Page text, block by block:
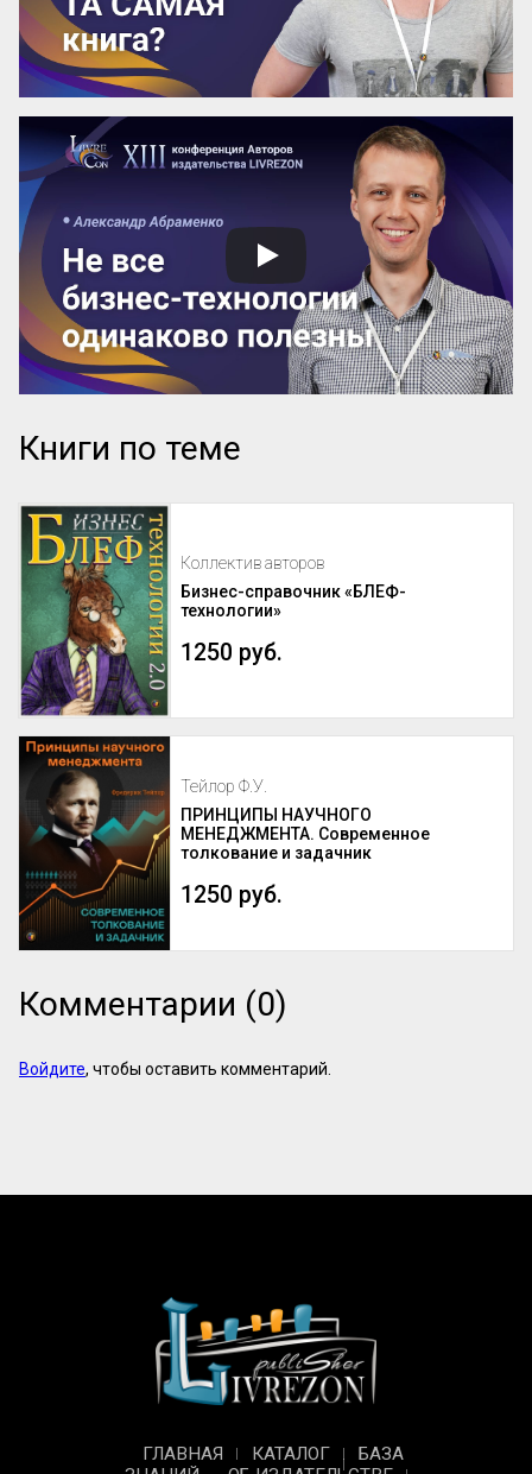
Книги по теме
Коллектив авторов
Бизнес-справочник «БЛЕФ-
технологии»
1250 руб.
Тейлор Ф.У.
ПРИНЦИПЫ НАУЧНОГО
МЕНЕДЖМЕНТА. Современное
толкование и задачник
1250 руб.
Комментарии (0)
Войдите, чтобы оставить комментарий.
ГЛАВНАЯ КАТАЛОГ
БАЗА